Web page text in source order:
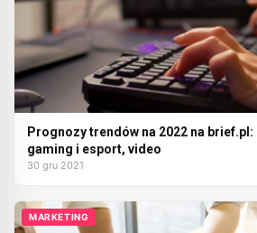
Prognozy trendów na 2022 na brief.pl:
gaming i esport, video
30 gru 2021
MARKETING